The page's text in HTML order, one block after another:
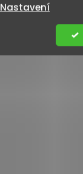
Nastavení